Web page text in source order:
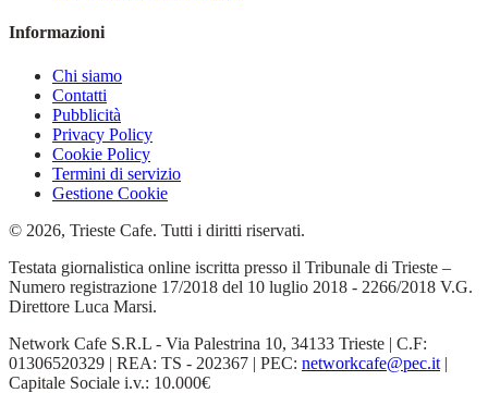
Informazioni
Chi siamo
Contatti
Pubblicità
Privacy Policy
Cookie Policy
Termini di servizio
Gestione Cookie
© 2026, Trieste Cafe. Tutti i diritti riservati.
Testata giornalistica online iscritta presso il Tribunale di Trieste –
Numero registrazione 17/2018 del 10 luglio 2018 - 2266/2018 V.G.
Direttore Luca Marsi.
Network Cafe S.R.L - Via Palestrina 10, 34133 Trieste | C.F:
01306520329 | REA: TS - 202367 | PEC: networkcafe@pec.it |
Capitale Sociale i.v.: 10.000€